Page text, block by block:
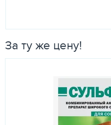
За ту же цену!